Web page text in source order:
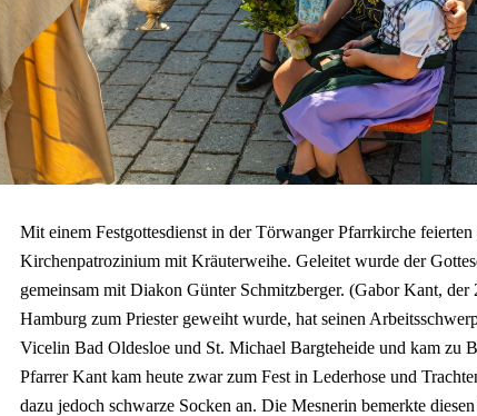
Mit einem Festgottesdienst in der Törwanger Pfarrkirche feierten
Kirchenpatrozinium mit Kräuterweihe. Geleitet wurde der
gemeinsam mit Diakon Günter Schmitzberger. (Gabor Kant,
Hamburg zum Priester geweiht wurde, hat seinen
Vicelin Bad Oldesloe und St. Michael Bargteheide und kam zu
Pfarrer Kant kam heute zwar zum Fest in Lederhose und
dazu jedoch schwarze Socken an. Die Mesnerin bemerkte